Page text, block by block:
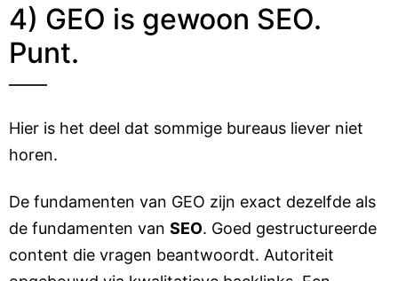
4) GEO is gewoon SEO.
Punt.
Hier is het deel dat sommige bureaus liever niet
horen.
De fundamenten van GEO zijn exact dezelfde als
de fundamenten van SEO. Goed gestructureerde
content die vragen beantwoordt. Autoriteit